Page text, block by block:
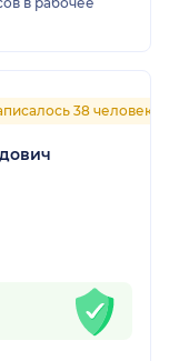
38 человек